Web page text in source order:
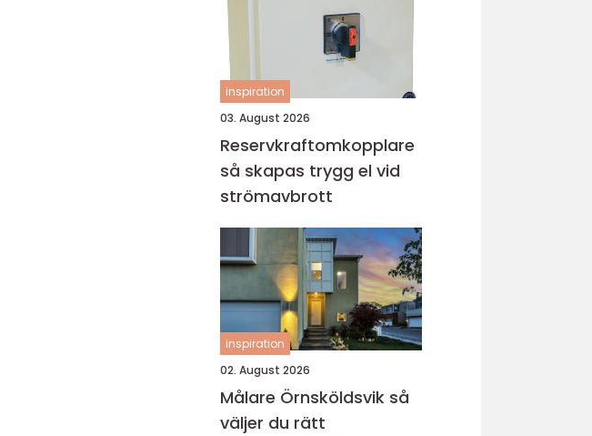
inspiration
03. August 2026
Reservkraftomkopplare
så skapas trygg el vid
strömavbrott
inspiration
02. August 2026
Målare Örnsköldsvik så
väljer du rätt